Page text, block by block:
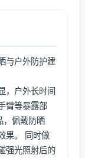
与户外防护建
，户外长时间
臂等暴露部
，佩戴防晒
果。 同时做
强光照射后的